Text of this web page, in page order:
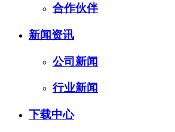
合作伙伴
新闻资讯
公司新闻
行业新闻
下载中心